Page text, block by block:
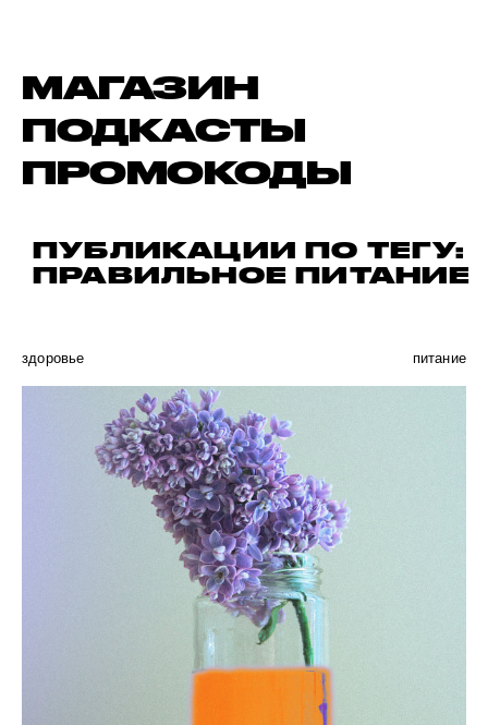
МАГАЗИН
ПОДКАСТЫ
ПРОМОКОДЫ
ПУБЛИКАЦИИ ПО ТЕГУ:
ПРАВИЛЬНОЕ ПИТАНИЕ
здоровье питание